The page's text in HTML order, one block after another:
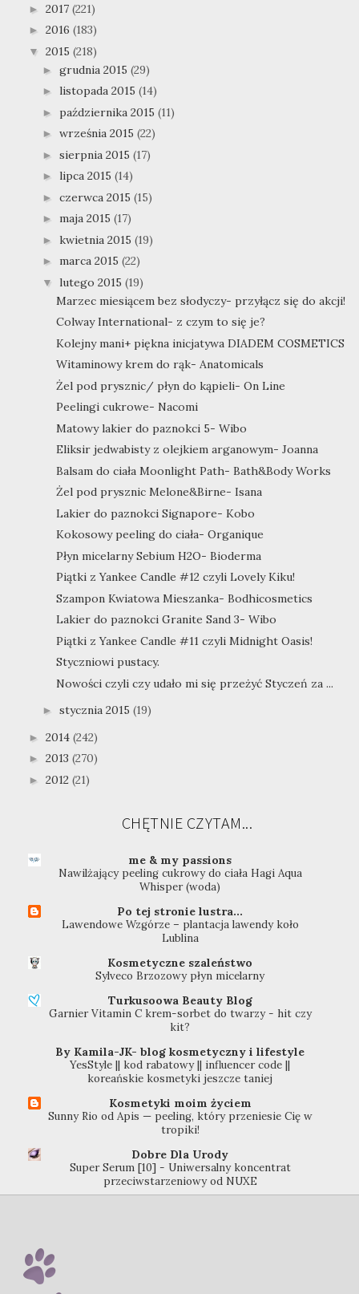
► 2017 (221)
► 2016 (183)
▼ 2015 (218)
► grudnia 2015 (29)
► listopada 2015 (14)
► października 2015 (11)
► września 2015 (22)
► sierpnia 2015 (17)
► lipca 2015 (14)
► czerwca 2015 (15)
► maja 2015 (17)
► kwietnia 2015 (19)
► marca 2015 (22)
▼ lutego 2015 (19)
Marzec miesiącem bez słodyczy- przyłącz się do akcji!
Colway International- z czym to się je?
Kolejny mani+ piękna inicjatywa DIADEM COSMETICS
Witaminowy krem do rąk- Anatomicals
Żel pod prysznic/ płyn do kąpieli- On Line
Peelingi cukrowe- Nacomi
Matowy lakier do paznokci 5- Wibo
Eliksir jedwabisty z olejkiem arganowym- Joanna
Balsam do ciała Moonlight Path- Bath&Body Works
Żel pod prysznic Melone&Birne- Isana
Lakier do paznokci Signapore- Kobo
Kokosowy peeling do ciała- Organique
Płyn micelarny Sebium H2O- Bioderma
Piątki z Yankee Candle #12 czyli Lovely Kiku!
Szampon Kwiatowa Mieszanka- Bodhicosmetics
Lakier do paznokci Granite Sand 3- Wibo
Piątki z Yankee Candle #11 czyli Midnight Oasis!
Styczniowi pustacy.
Nowości czyli czy udało mi się przeżyć Styczeń za ...
► stycznia 2015 (19)
► 2014 (242)
► 2013 (270)
► 2012 (21)
CHĘTNIE CZYTAM...
me & my passions
Nawilżający peeling cukrowy do ciała Hagi Aqua
Whisper (woda)
Po tej stronie lustra...
Lawendowe Wzgórze – plantacja lawendy koło
Lublina
Kosmetyczne szaleństwo
Sylveco Brzozowy płyn micelarny
Turkusoowa Beauty Blog
Garnier Vitamin C krem-sorbet do twarzy - hit czy
kit?
By Kamila-JK- blog kosmetyczny i lifestyle
YesStyle || kod rabatowy || influencer code ||
koreańskie kosmetyki jeszcze taniej
Kosmetyki moim życiem
Sunny Rio od Apis — peeling, który przeniesie Cię w
tropiki!
Dobre Dla Urody
Super Serum [10] - Uniwersalny koncentrat
przeciwstarzeniowy od NUXE